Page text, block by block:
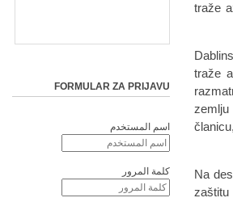
traže
traže
Na
FORMULAR ZA PRIJAVU
اسم المستخدم
كلمة المرور